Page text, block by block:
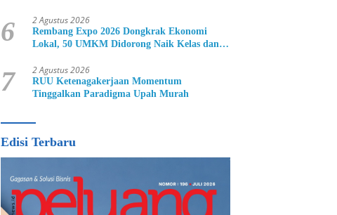
6 2 Agustus 2026
Rembang Expo 2026 Dongkrak Ekonomi
Lokal, 50 UMKM Didorong Naik Kelas dan
7 2 Agustus 2026
RUU Ketenagakerjaan Momentum
Tinggalkan Paradigma Upah Murah
Edisi Terbaru